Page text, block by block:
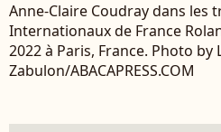
Anne-Claire Coudray dans les
Internationaux de France
2022 à Paris, France. Photo by
Zabulon/ABACAPRESS.COM